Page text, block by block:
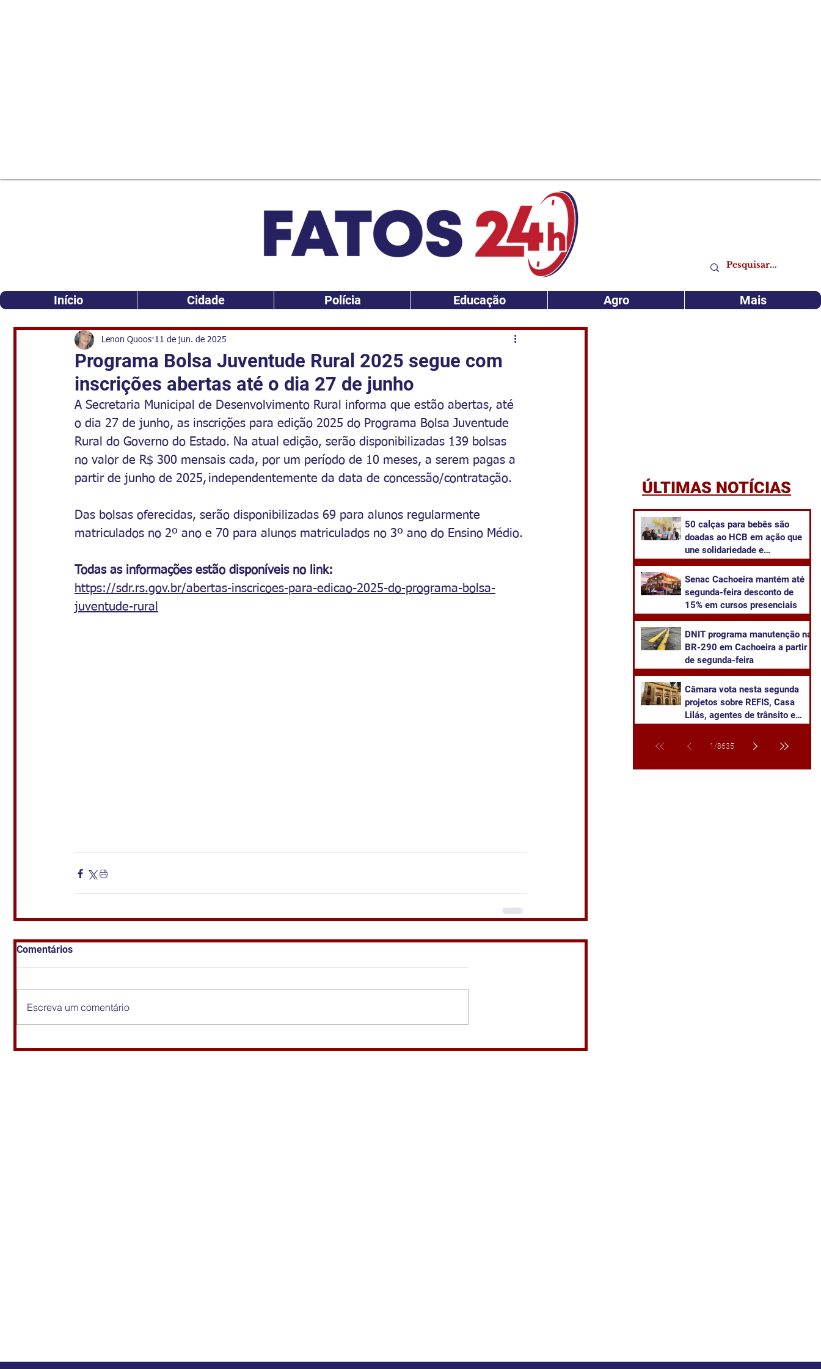
Início Cidade Polícia Educação Agro Mais
Programa Bolsa Juventude Rural 2025 segue com
inscrições abertas até o dia 27 de junho
Lenon Quoos 11 de jun. de 2025
A Secretaria Municipal de Desenvolvimento Rural informa que estão abertas, até
o dia 27 de junho, as inscrições para edição 2025 do Programa Bolsa Juventude
Rural do Governo do Estado. Na atual edição, serão disponibilizadas 139 bolsas
no valor de R$ 300 mensais cada, por um período de 10 meses, a serem pagas a
partir de junho de 2025, independentemente da data de concessão/contratação.
Das bolsas oferecidas, serão disponibilizadas 69 para alunos regularmente
matriculados no 2º ano e 70 para alunos matriculados no 3º ano do Ensino Médio.
Todas as informações estão disponíveis no link:
https://sdr.rs.gov.br/abertas-inscricoes-para-edicao-2025-do-programa-bolsa-
juventude-rural
Comentários
Escreva um comentário
ÚLTIMAS NOTÍCIAS
50 calças para bebês são
doadas ao HCB em ação que
une solidariedade e
Senac Cachoeira mantém até
segunda-feira desconto de
15% em cursos presenciais
DNIT programa manutenção na
BR-290 em Cachoeira a partir
de segunda-feira
Câmara vota nesta segunda
projetos sobre REFIS, Casa
Lilás, agentes de trânsito e
1 /8635